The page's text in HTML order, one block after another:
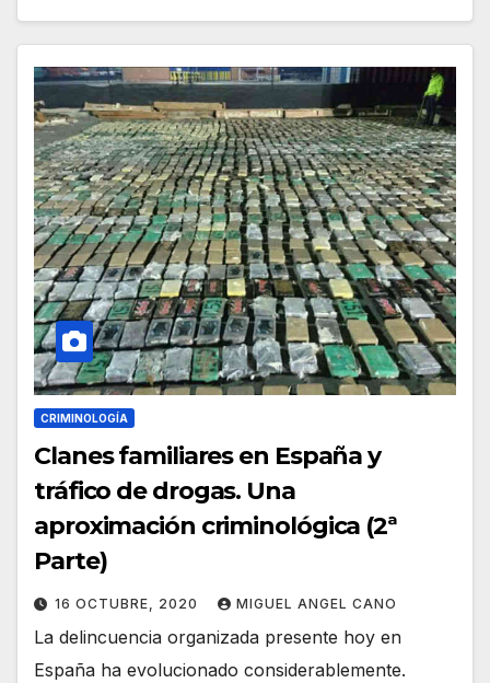
CRIMINOLOGÍA
Clanes familiares en España y
tráfico de drogas. Una
aproximación criminológica (2ª
Parte)
16 OCTUBRE, 2020 MIGUEL ANGEL CANO
La delincuencia organizada presente hoy en
España ha evolucionado considerablemente.